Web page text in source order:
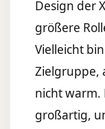
Design der
größere
Vielleicht
Zielgruppe,
nicht warm.
großartig,